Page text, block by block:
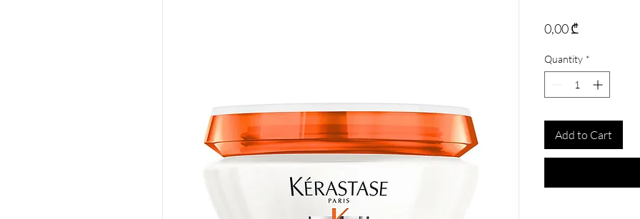
0,00 ₾Price
Quantity *
Add to Cart